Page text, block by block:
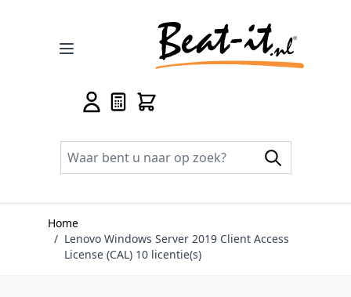
Home
/ Lenovo Windows Server 2019 Client Access
License (CAL) 10 licentie(s)